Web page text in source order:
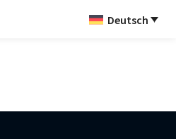
Deutsch